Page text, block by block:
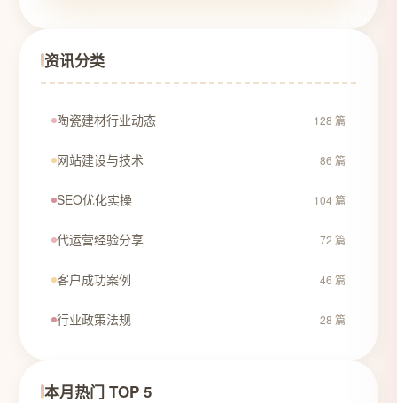
资讯分类
陶瓷建材行业动态 128 篇
网站建设与技术 86 篇
SEO优化实操 104 篇
代运营经验分享 72 篇
客户成功案例 46 篇
行业政策法规 28 篇
本月热门 TOP 5